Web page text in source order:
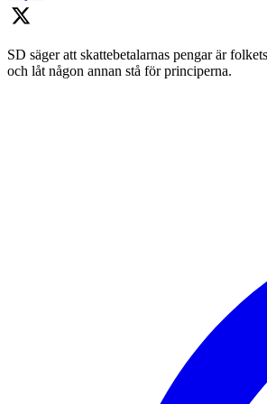
SD säger att skattebetalarnas pengar är
och låt någon annan stå för principerna.